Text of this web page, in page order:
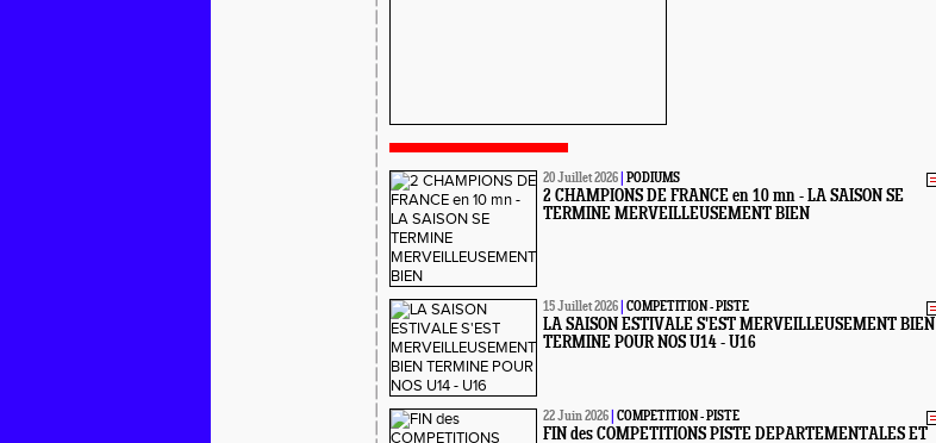
20 Juillet 2026 PODIUMS
2 CHAMPIONS DE FRANCE en 10 mn - LA SAISON SE
TERMINE MERVEILLEUSEMENT BIEN
15 Juillet 2026 COMPETITION - PISTE
LA SAISON ESTIVALE S'EST MERVEILLEUSEMENT BIEN
TERMINE POUR NOS U14 - U16
22 Juin 2026 COMPETITION - PISTE
FIN des COMPETITIONS PISTE DEPARTEMENTALES ET